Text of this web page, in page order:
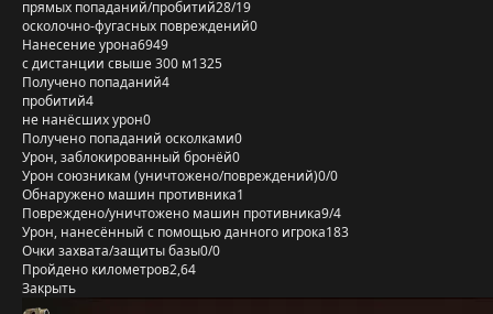
прямых попаданий/пробитий28/19
осколочно-фугасных повреждений0
Нанесение урона6949
с дистанции свыше 300 м1325
Получено попаданий4
пробитий4
не нанёсших урон0
Получено попаданий осколками0
Урон, заблокированный бронёй0
Урон союзникам (уничтожено/повреждений)0/0
Обнаружено машин противника1
Повреждено/уничтожено машин противника9/4
Урон, нанесённый с помощью данного игрока183
Очки захвата/защиты базы0/0
Пройдено километров2,64
Закрыть